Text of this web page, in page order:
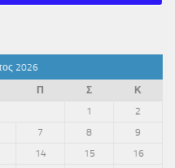
2026
Π Σ
Κ
1
2
7 8
9
14 15
16